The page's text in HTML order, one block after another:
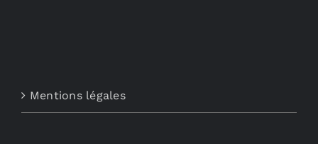
Mentions légales